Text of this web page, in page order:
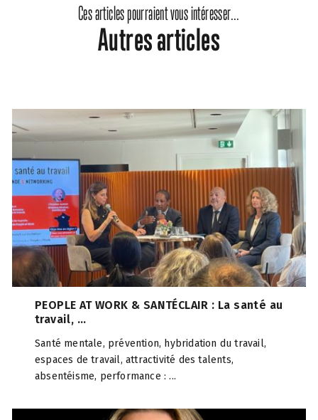
Ces articles pourraient vous intéresser...
Autres articles
PEOPLE AT WORK & SANTÉCLAIR : La santé au
travail, ...
Santé mentale, prévention, hybridation du travail,
espaces de travail, attractivité des talents,
absentéisme, performance : ...